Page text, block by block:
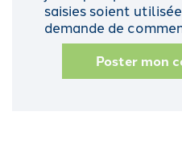
saisies soient
demande de
Poster mon